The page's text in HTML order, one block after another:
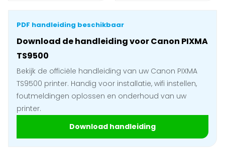
PDF handleiding beschikbaar
Download de handleiding voor Canon PIXMA
TS9500
Bekijk de officiële handleiding van uw Canon PIXMA
TS9500 printer. Handig voor installatie, wifi instellen,
foutmeldingen oplossen en onderhoud van uw
printer.
Download handleiding